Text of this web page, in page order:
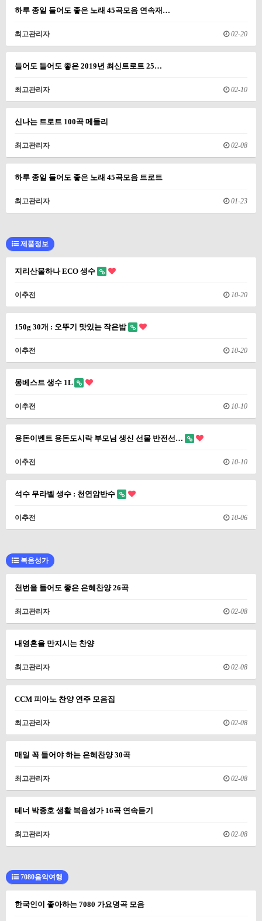
하루 종일 들어도 좋은 노래 45곡모음 연속재…
최고관리자 02-20
들어도 들어도 좋은 2019년 최신트로트 25…
최고관리자 02-10
신나는 트로트 100곡 메들리
최고관리자 02-08
하루 종일 들어도 좋은 노래 45곡모음 트로트
최고관리자 01-23
제품정보
지리산물하나 ECO 생수
이추전 10-20
150g 30개 : 오뚜기 맛있는 작은밥
이추전 10-20
몽베스트 생수 1L
이추전 10-10
용돈이벤트 용돈도시락 부모님 생신 선물 반전선…
이추전 10-10
석수 무라벨 생수 : 천연암반수
이추전 10-06
복음성가
천번을 들어도 좋은 은혜찬양 26곡
최고관리자 02-08
내영혼을 만지시는 찬양
최고관리자 02-08
CCM 피아노 찬양 연주 모음집
최고관리자 02-08
매일 꼭 들어야 하는 은혜찬양 30곡
최고관리자 02-08
테너 박종호 생활 복음성가 16곡 연속듣기
최고관리자 02-08
7080음악여행
한국인이 좋아하는 7080 가요명곡 모음